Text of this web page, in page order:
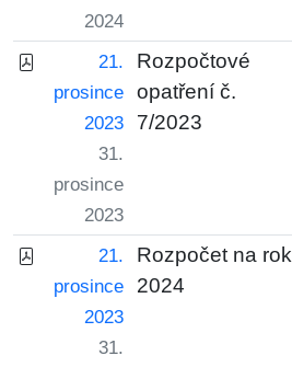
2024
21.
prosince
2023
31.
prosince
2023
Rozpočtové
opatření č.
7/2023
21.
prosince
2023
31.
Rozpočet na rok
2024